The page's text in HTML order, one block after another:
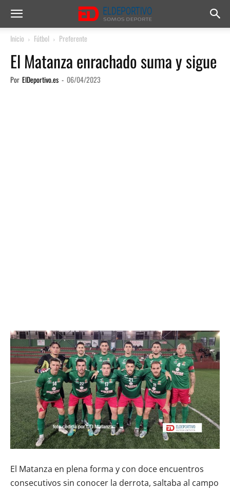
Inicio Fútbol Preferente
El Matanza enrachado suma y sigue
Por ElDeportivo.es - 06/04/2023
El Matanza en plena forma y con doce encuentros
consecutivos sin conocer la derrota, saltaba al campo